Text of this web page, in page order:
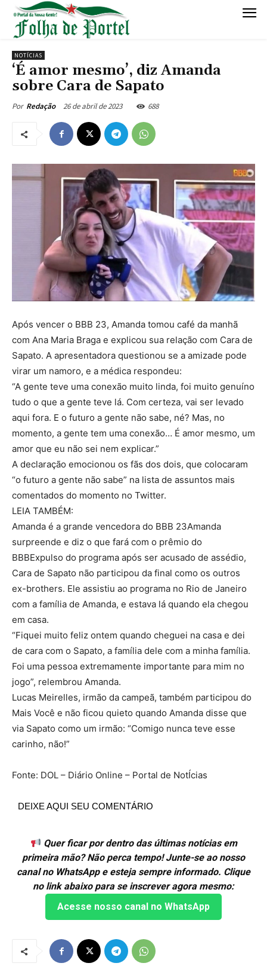
NOTÍCIAS
‘É amor mesmo’, diz Amanda
sobre Cara de Sapato
Por Redação 26 de abril de 2023 688
Após vencer o BBB 23, Amanda tomou café da manhã
com Ana Maria Braga e explicou sua relação com Cara de
Sapato. A apresentadora questionou se a amizade pode
virar um namoro, e a médica respondeu:
“A gente teve uma conexão muito linda, foi muito genuíno
tudo o que a gente teve lá. Com certeza, vai ser levado
aqui fora. E o futuro a gente não sabe, né? Mas, no
momento, a gente tem uma conexão… É amor mesmo, um
amor que eu não sei nem explicar.”
A declaração emocionou os fãs dos dois, que colocaram
“o futuro a gente não sabe” na lista de assuntos mais
comentados do momento no Twitter.
LEIA TAMBÉM:
Amanda é a grande vencedora do BBB 23Amanda
surpreende e diz o que fará com o prêmio do
BBBExpulso do programa após ser acusado de assédio,
Cara de Sapato não participou da final como os outros
ex-brothers. Ele assistiu ao programa no Rio de Janeiro
com a família de Amanda, e estava lá quando ela chegou
em casa.
“Fiquei muito feliz ontem quando cheguei na casa e dei
de cara com o Sapato, a família dele com a minha família.
Foi uma pessoa extremamente importante para mim no
jogo”, relembrou Amanda.
Lucas Meirelles, irmão da campeã, também participou do
Mais Você e não ficou quieto quando Amanda disse que
via Sapato como um irmão: “Comigo nunca teve esse
carinho, não!”
Fonte: DOL – Diário Online – Portal de NotÍcias
DEIXE AQUI SEU COMENTÁRIO
Quer ficar por dentro das últimas notícias em
primeira mão? Não perca tempo! Junte-se ao nosso
canal no WhatsApp e esteja sempre informado. Clique
no link abaixo para se inscrever agora mesmo:
Acesse nosso canal no WhatsApp